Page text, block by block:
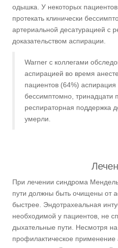
одышка. У некоторых
протекать клинически
артериальной десатурацией с
доказательством аспирации.
Warner с коллегами
аспирацией во время
пациентов (64%)
бессимптомно, тринадцати
респираторная поддержка
умерли.
При лечении синдрома
пути должны быть очищены от
быстрее. Эндотрахеальная
необходимой у пациентов, не
дыхательные пути. Несмотря
профилактическое применение